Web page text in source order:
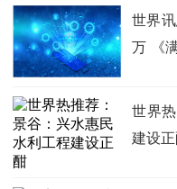
世界
万 《
世界
建设